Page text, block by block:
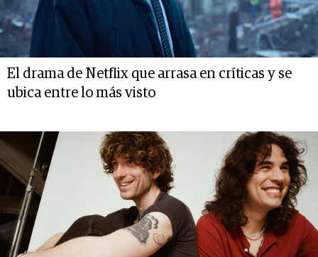
El drama de Netflix que arrasa en críticas y se
ubica entre lo más visto